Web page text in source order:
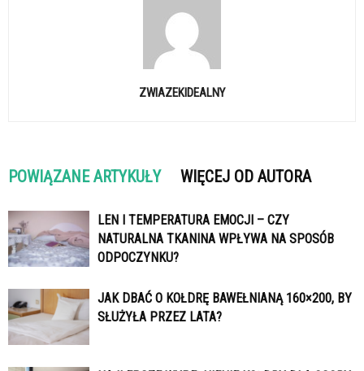
ZWIAZEKIDEALNY
POWIĄZANE ARTYKUŁY WIĘCEJ OD AUTORA
LEN I TEMPERATURA EMOCJI – CZY
NATURALNA TKANINA WPŁYWA NA SPOSÓB
ODPOCZYNKU?
JAK DBAĆ O KOŁDRĘ BAWEŁNIANĄ 160×200, BY
SŁUŻYŁA PRZEZ LATA?